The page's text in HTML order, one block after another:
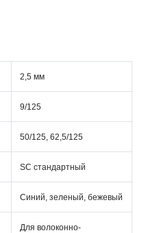
2,5 мм
9/125
50/125, 62,5/125
SC стандартный
Синий, зеленый, бежевый
Для волоконно-